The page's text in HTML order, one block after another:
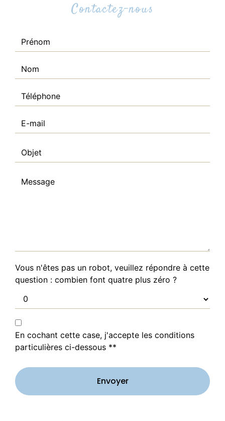
Contactez-nous
Vous n'êtes pas un robot, veuillez répondre à cette
question : combien font quatre plus zéro ?
En cochant cette case, j'accepte les conditions
particulières ci-dessous **
Envoyer